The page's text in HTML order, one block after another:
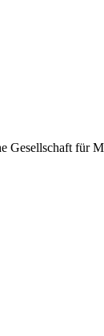
Gesellschaft für